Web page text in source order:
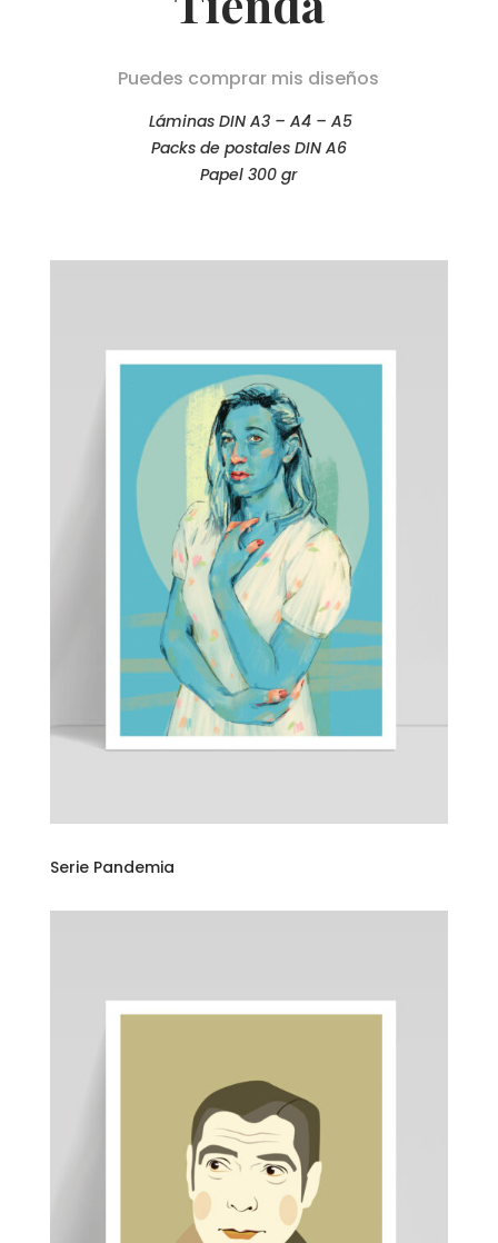
Puedes comprar mis diseños
Láminas DIN A3 – A4 – A5
Packs de postales DIN A6
Papel 300 gr
Serie Pandemia